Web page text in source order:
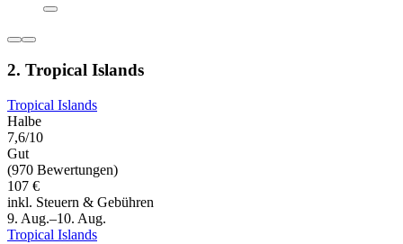
2. Tropical Islands
Tropical Islands
Halbe
7,6/10
Gut
(970 Bewertungen)
107 €
inkl. Steuern & Gebühren
9. Aug.–10. Aug.
Tropical Islands